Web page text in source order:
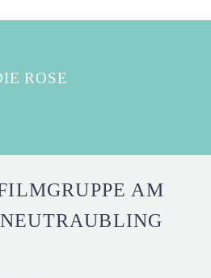
ROSE
AM